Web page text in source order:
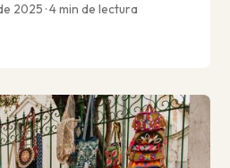
2025 · 4 min de lectura